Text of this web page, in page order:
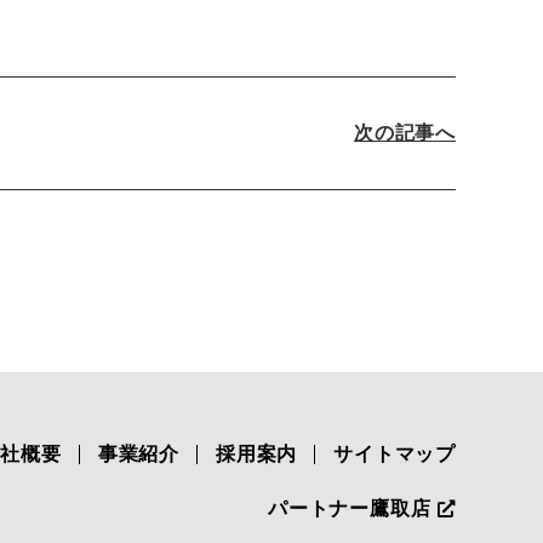
次の記事へ
概要 事業紹介 採用案内 サイトマップ
パートナー鷹取店